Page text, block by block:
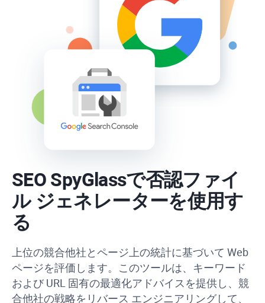
SEO SpyGlassで否認ファイ
ル ジェネレーターを使用す
る
上位の競合他社とページ上の統計に基づいて Web
ページを評価します。このツールは、キーワード
および URL 固有の最適化アドバイスを提供し、競
合他社の戦略をリバース エンジニアリングして、